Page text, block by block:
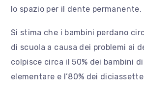
lo spazio per il dente permanente.
Si stima che i bambini perdano
di scuola a causa dei problemi ai
colpisce circa il 50% dei bambini
elementare e l’80% dei